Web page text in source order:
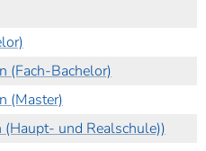
(Fach-Bachelor)
(Master)
und Realschule))